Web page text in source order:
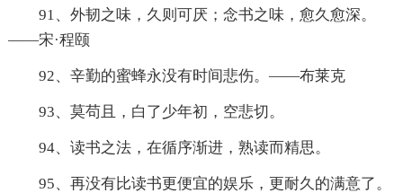
91、外韧之味，久则可厌；念书之味，愈久愈深。
——宋·程颐
92、辛勤的蜜蜂永没有时间悲伤。——布莱克
93、莫苟且，白了少年初，空悲切。
94、读书之法，在循序渐进，熟读而精思。
95、再没有比读书更便宜的娱乐，更耐久的满意了。